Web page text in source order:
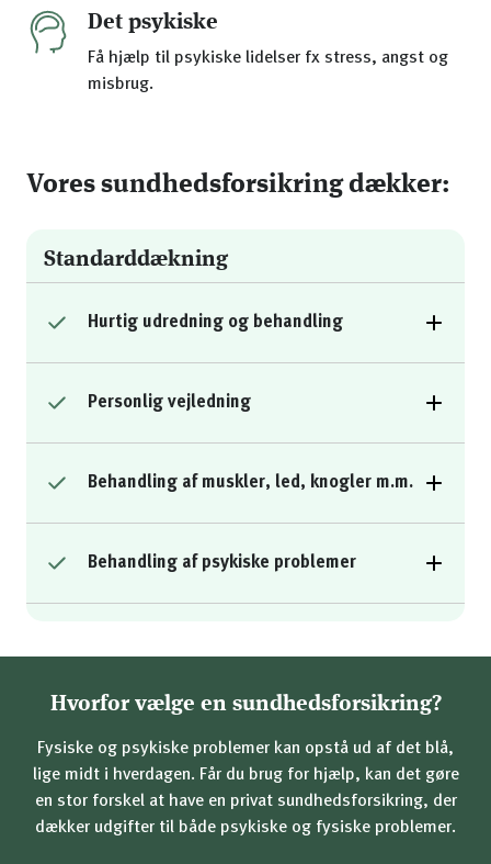
Det psykiske
Få hjælp til psykiske lidelser fx stress, angst og
misbrug.
Vores sundhedsforsikring dækker:
Standarddækning
Hurtig udredning og behandling
Personlig vejledning
Behandling af muskler, led, knogler m.m.
Behandling af psykiske problemer
Hvorfor vælge en sundhedsforsikring?
Fysiske og psykiske problemer kan opstå ud af det blå,
lige midt i hverdagen. Får du brug for hjælp, kan det gøre
en stor forskel at have en privat sundhedsforsikring, der
dækker udgifter til både psykiske og fysiske problemer.